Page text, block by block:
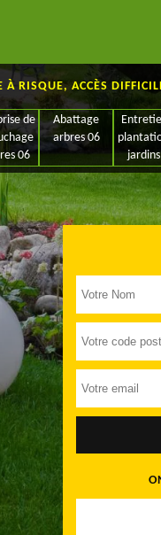
À RISQUE, ACCÈS
de
06
Abattage
arbres 06